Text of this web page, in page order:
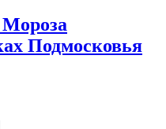
Подмосковья